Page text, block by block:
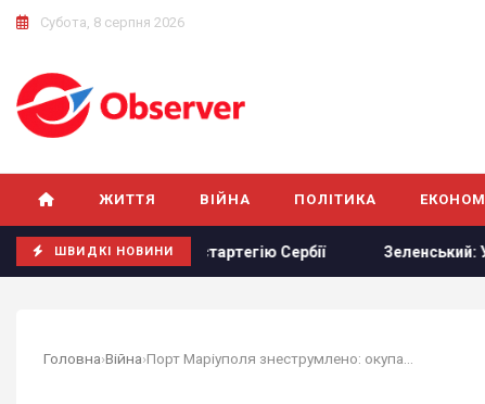
Субота, 8 серпня 2026
ЖИТТЯ ВІЙНА ПОЛІТИКА
ШВИДКІ НОВИНИ
приховану стартегію Сербії Зеленський:
Головна›Війна›